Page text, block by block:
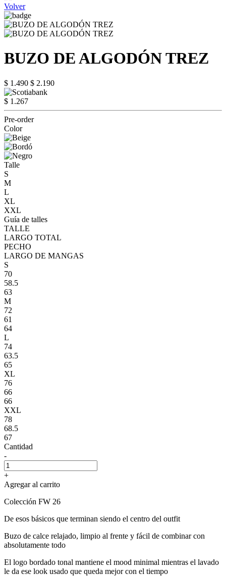
Volver
BUZO DE ALGODÓN TREZ
$ 1.490 $ 2.190
$ 1.267
Pre-order
Color
Talle
S
M
L
XL
XXL
Guía de talles
TALLE
LARGO TOTAL
PECHO
LARGO DE MANGAS
S
70
58.5
63
M
72
61
64
L
74
63.5
65
XL
76
66
66
XXL
78
68.5
67
Cantidad
-
+
Agregar al carrito
Colección FW 26
De esos básicos que terminan siendo el centro del outfit
Buzo de calce relajado, limpio al frente y fácil de combinar con
absolutamente todo
El logo bordado tonal mantiene el mood minimal mientras el lavado
le da ese look usado que queda mejor con el tiempo